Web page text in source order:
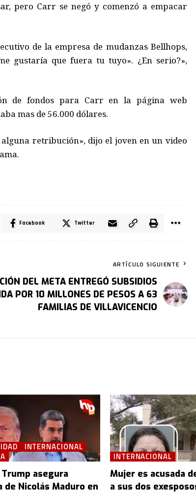
pero Carr se negó y comenzó a empacar
de la empresa de mudanzas Bellhops,
gustaría que fuera tu tuyo». ¿En serio?»,
de fondos para Carr en la página web
mas de 56.000 dólares.
retribución», dijo el joven en un video
Facebook Twitter
ARTÍCULO SIGUIENTE
DEL META ENTREGÓ SUBSIDIOS
POR 10 MILLONES DE PESOS A 63
FAMILIAS DE VILLAVICENCIO
INTERNACIONAL
Trump asegura
de Nicolás Maduro en
INTERNACIONAL
Mujer es acusada
a sus dos